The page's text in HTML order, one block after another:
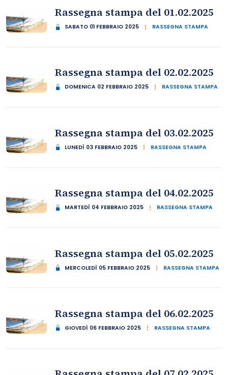
Rassegna stampa del 01.02.2025
SABATO 01 FEBBRAIO 2025 RASSEGNA STAMPA
Rassegna stampa del 02.02.2025
DOMENICA 02 FEBBRAIO 2025 RASSEGNA STAMPA
Rassegna stampa del 03.02.2025
LUNEDÌ 03 FEBBRAIO 2025 RASSEGNA STAMPA
Rassegna stampa del 04.02.2025
MARTEDÌ 04 FEBBRAIO 2025 RASSEGNA STAMPA
Rassegna stampa del 05.02.2025
MERCOLEDÌ 05 FEBBRAIO 2025 RASSEGNA STAMPA
Rassegna stampa del 06.02.2025
GIOVEDÌ 06 FEBBRAIO 2025 RASSEGNA STAMPA